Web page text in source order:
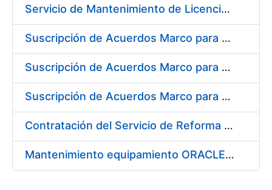
Servicio de Mantenimiento de Licencias Liferay
Suscripción de Acuerdos Marco para el Suministro de Material de Filtración
Suscripción de Acuerdos Marco para el Suministro de Material de Fontanería y Aire Acondicionado
Suscripción de Acuerdos Marco para el Suministro de Material de Neumática
Contratación del Servicio de Reforma de la Embocadura, Limpieza, Pintado y Numerado de Contenedores para Moneda de la FNMT-RCM
Mantenimiento equipamiento ORACLE en CERES